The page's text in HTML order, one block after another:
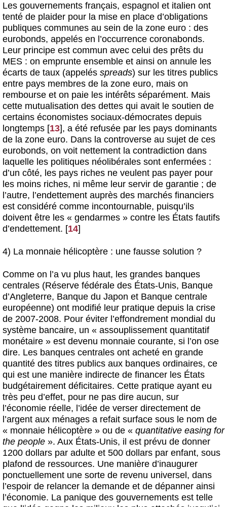
Les gouvernements français, espagnol et italien ont
tenté de plaider pour la mise en place d’obligations
publiques communes au sein de la zone euro : des
eurobonds, appelés en l’occurrence coronabonds.
Leur principe est commun avec celui des prêts du
MES : on emprunte ensemble et ainsi on annule les
écarts de taux (appelés spreads) sur les titres publics
entre pays membres de la zone euro, mais on
rembourse et on paie les intérêts séparément. Mais
cette mutualisation des dettes qui avait le soutien de
certains économistes sociaux-démocrates depuis
longtemps [13], a été refusée par les pays dominants
de la zone euro. Dans la controverse au sujet de ces
eurobonds, on voit nettement la contradiction dans
laquelle les politiques néolibérales sont enfermées :
d’un côté, les pays riches ne veulent pas payer pour
les moins riches, ni même leur servir de garantie ; de
l’autre, l’endettement auprès des marchés financiers
est considéré comme incontournable, puisqu’ils
doivent être les « gendarmes » contre les États fautifs
d’endettement. [14]
4) La monnaie hélicoptère : une fausse solution ?
Comme on l’a vu plus haut, les grandes banques
centrales (Réserve fédérale des États-Unis, Banque
d’Angleterre, Banque du Japon et Banque centrale
européenne) ont modifié leur pratique depuis la crise
de 2007-2008. Pour éviter l’effondrement mondial du
système bancaire, un « assouplissement quantitatif
monétaire » est devenu monnaie courante, si l’on ose
dire. Les banques centrales ont acheté en grande
quantité des titres publics aux banques ordinaires, ce
qui est une manière indirecte de financer les États
budgétairement déficitaires. Cette pratique ayant eu
très peu d’effet, pour ne pas dire aucun, sur
l’économie réelle, l’idée de verser directement de
l’argent aux ménages a refait surface sous le nom de
« monnaie hélicoptère » ou de « quantitative easing for
the people ». Aux États-Unis, il est prévu de donner
1200 dollars par adulte et 500 dollars par enfant, sous
plafond de ressources. Une manière d’inaugurer
ponctuellement une sorte de revenu universel, dans
l’espoir de relancer la demande et de dépanner ainsi
l’économie. La panique des gouvernements est telle